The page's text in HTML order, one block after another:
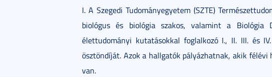
I. A Szegedi Tudományegyetem (SZTE)
biológus és biológia szakos, valamint a
élettudományi kutatásokkal foglalkozó I., II. III. és
ösztöndíját. Azok a hallgatók pályázhatnak, akik
van.